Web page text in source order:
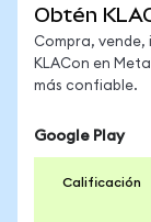
Obtén
Compra,
KLACon en
más confiable.
Google Play
Calificación